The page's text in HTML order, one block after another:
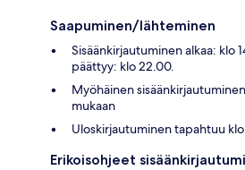
Saapuminen/lähteminen
Sisäänkirjautuminen alkaa: klo
päättyy: klo 22.00.
Myöhäinen
mukaan
Uloskirjautuminen tapahtuu
Erikoisohjeet